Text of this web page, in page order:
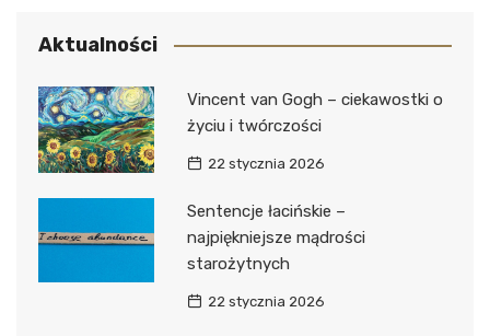
Aktualności
Vincent van Gogh – ciekawostki o
życiu i twórczości
22 stycznia 2026
Sentencje łacińskie –
najpiękniejsze mądrości
starożytnych
22 stycznia 2026